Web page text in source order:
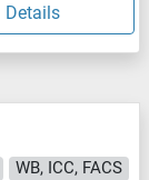
Details
WB, ICC, FACS